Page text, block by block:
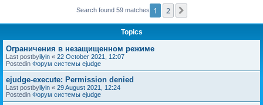
Search found 59 matches 1 2
Topics
Ограничения в незащищенном режиме
Last postbyilyin « 22 October 2021, 12:07
Postedin Форум системы ejudge
ejudge-execute: Permission denied
Last postbyilyin « 29 August 2021, 12:24
Postedin Форум системы ejudge